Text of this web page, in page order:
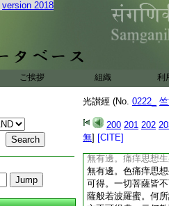
version 2018
ご挨拶 組織 利
光讃經 (No. 0222_
200 201 202
無] [CITE]
不可得。當云何教
一切求菩薩悉不可
般若波羅蜜教菩薩
有字耳。譬如人自
所生痛痒思想生死
其無所生則無有色
般若波羅蜜者。當
亦無有出生。亦不
者。菩薩聞是不恐
薩則爲行般若波羅
何過去當來中間。
無有邊。痛痒思想
無有邊。色痛痒思
可得。一切菩薩皆
薩般若波羅蜜。何